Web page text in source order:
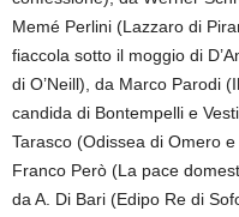
Memé Perlini (Lazzaro di
fiaccola sotto il moggio di
di O’Neill), da Marco Parodi
candida di Bontempelli e
Tarasco (Odissea di Omero
Franco Però (La pace
da A. Di Bari (Edipo Re di